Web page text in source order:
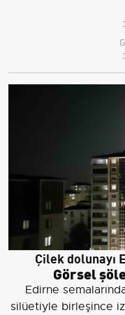
Çilek dolunayı
Görsel
Edirne
silüetiyle birleşince